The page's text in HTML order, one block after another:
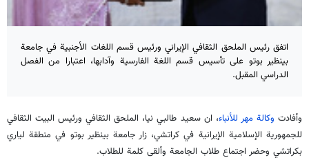
اتفق رئيس الملحق الثقافي الإيراني ورئيس قسم اللغات الأجنبية في جامعة
بينظير بوتو على تأسيس قسم اللغة الفارسية وآدابها، اعتبارا من الفصل
الدراسي المقبل.
وأفادت وكالة مهر للأنباء، ان سعيد طالبي نيا، الملحق الثقافي ورئيس البيت الثقافي
للجمهورية الإسلامية الإيرانية في كراتشي، زار جامعة بينظير بوتو في منطقة لياري
بكراتشي وحضر اجتماع طلاب الجامعة وألقى كلمة للطلاب.